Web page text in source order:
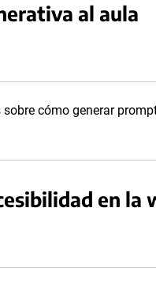
al aula
cómo generar
en la